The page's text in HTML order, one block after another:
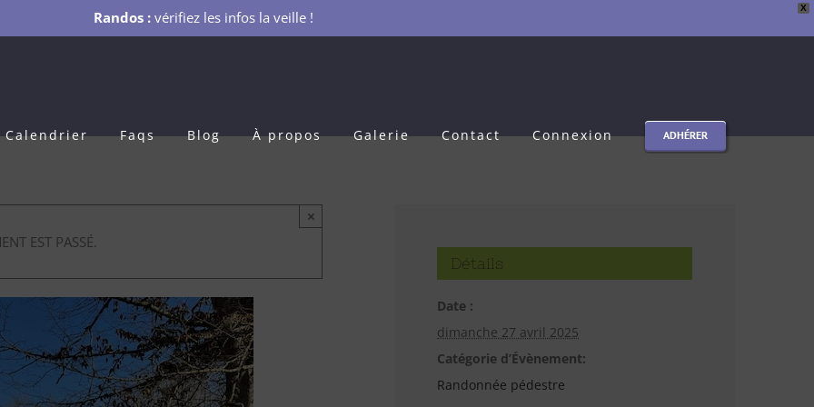
X
Randos : vérifiez les infos la veille !
Calendrier Faqs Blog À propos Galerie Contact Connexion ADHÉRER
EST PASSÉ.
×
Détails
Date :
dimanche 27 avril 2025
Catégorie d’Évènement:
Randonnée pédestre